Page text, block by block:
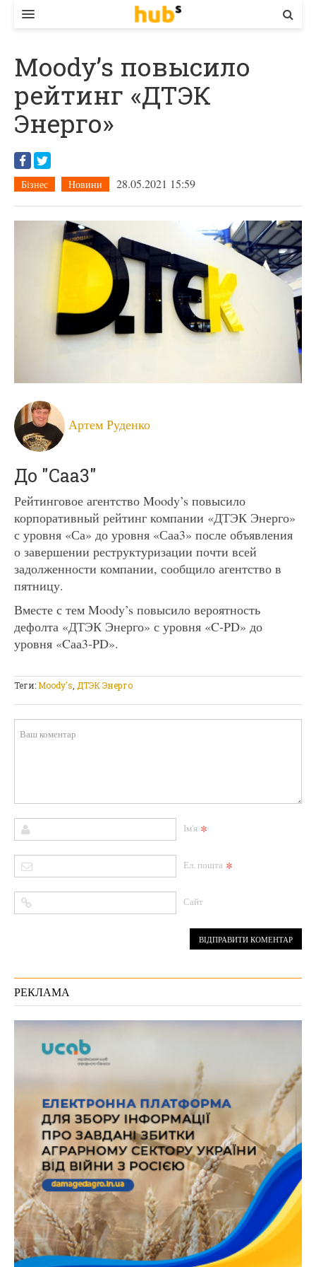
ЕКОНОМІКА
БІЗНЕС
СТАРТЕР
КОНТАКТИ
Moody’s повысило
рейтинг «ДТЭК
Энерго»
Бізнес Новини 28.05.2021 15:59
Артем Руденко
До "Caa3"
Рейтинговое агентство Moody’s повысило
корпоративный рейтинг компании «ДТЭК Энерго»
с уровня «Са» до уровня «Саа3» после объявления
о завершении реструктуризации почти всей
задолженности компании, сообщило агентство в
пятницу.
Вместе с тем Moody’s повысило вероятность
дефолта «ДТЭК Энерго» с уровня «C-PD» до
уровня «Cаа3-PD».
Теги:Moody's ДТЭК Энерго
Ім'я *
Ел. пошта *
Сайт
РЕКЛАМА